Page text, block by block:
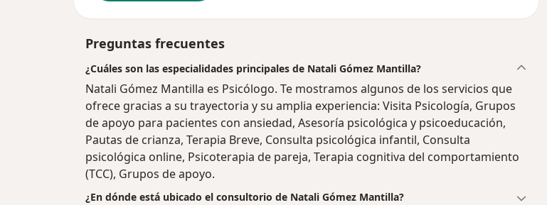
Preguntas frecuentes
¿Cuáles son las especialidades principales de Natali Gómez Mantilla?
Natali Gómez Mantilla es Psicólogo. Te mostramos algunos de los servicios que
ofrece gracias a su trayectoria y su amplia experiencia: Visita Psicología, Grupos
de apoyo para pacientes con ansiedad, Asesoría psicológica y psicoeducación,
Pautas de crianza, Terapia Breve, Consulta psicológica infantil, Consulta
psicológica online, Psicoterapia de pareja, Terapia cognitiva del comportamiento
(TCC), Grupos de apoyo.
¿En dónde está ubicado el consultorio de Natali Gómez Mantilla?